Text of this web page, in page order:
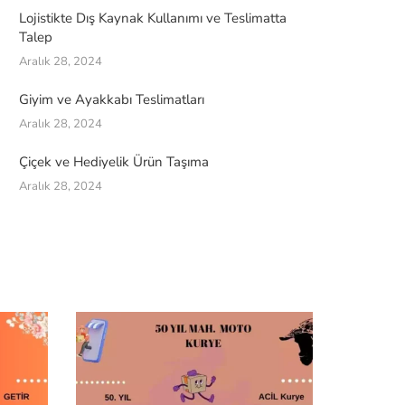
Lojistikte Dış Kaynak Kullanımı ve Teslimatta
Talep
Aralık 28, 2024
Giyim ve Ayakkabı Teslimatları
Aralık 28, 2024
Çiçek ve Hediyelik Ürün Taşıma
Aralık 28, 2024